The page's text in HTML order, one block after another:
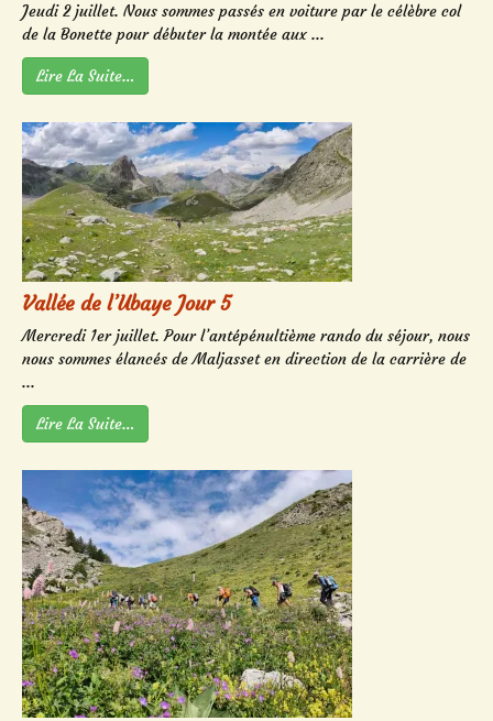
Jeudi 2 juillet. Nous sommes passés en voiture par le célèbre col
de la Bonette pour débuter la montée aux ...
Lire La Suite…
Vallée de l’Ubaye Jour 5
Mercredi 1er juillet. Pour l’antépénultième rando du séjour, nous
nous sommes élancés de Maljasset en direction de la carrière de
...
Lire La Suite…